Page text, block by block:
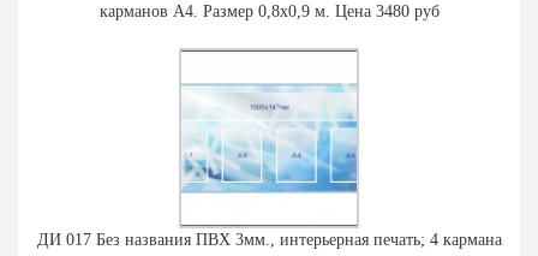
карманов А4. Размер 0,8х0,9 м. Цена 3480 руб
ДИ 017 Без названия ПВХ 3мм., интерьерная печать; 4 кармана